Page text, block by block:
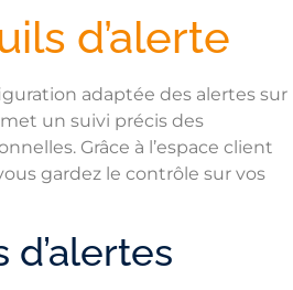
d’alerte
adaptée des alertes sur
un suivi précis des
Grâce à l’espace client
gardez le contrôle sur vos